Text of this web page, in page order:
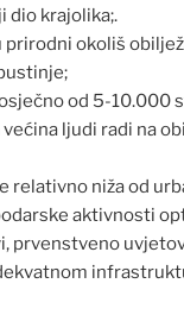
dio krajolika;.
okoliš
od 5-10.000
ljudi radi na
relativno niža od
aktivnosti
prvenstveno